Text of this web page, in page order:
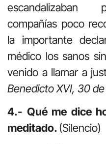
escandalizaban
compañías poco
la importante
médico los sanos
venido a llamar a
Benedicto XVI, 30
4.- Qué me dice
meditado.(Silencio)